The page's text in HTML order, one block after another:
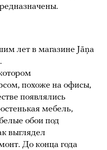
лет в магазине Jāņa
похоже на офисы,
появлялись
мебель,
обои под
выглядел
До конца года